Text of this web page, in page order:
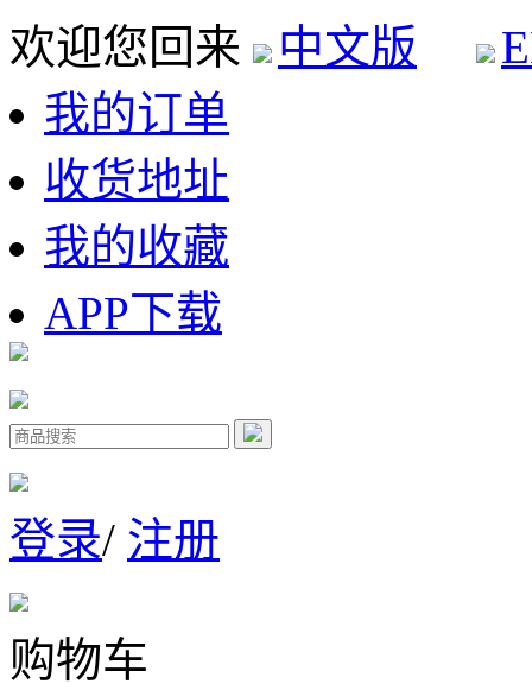
欢迎您回来 中文版
我的订单
收货地址
我的收藏
APP下载
登录/ 注册
购物车